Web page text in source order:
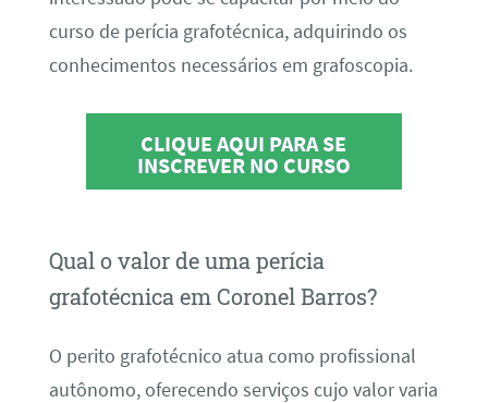
curso de perícia grafotécnica, adquirindo os
conhecimentos necessários em grafoscopia.
CLIQUE AQUI PARA SE
INSCREVER NO CURSO
Qual o valor de uma perícia
grafotécnica em Coronel Barros?
O perito grafotécnico atua como profissional
autônomo, oferecendo serviços cujo valor varia